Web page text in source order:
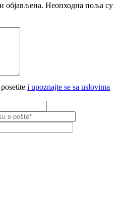
објављена. Неопходна поља су
i upoznajte se sa uslovima